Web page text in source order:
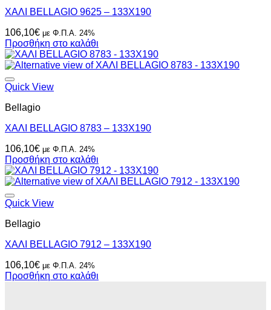
ΧΑΛΙ BELLAGIO 9625 – 133X190
106,10€ με Φ.Π.Α. 24%
Προσθήκη στο καλάθι
Quick View
Bellagio
ΧΑΛΙ BELLAGIO 8783 – 133X190
106,10€ με Φ.Π.Α. 24%
Προσθήκη στο καλάθι
Quick View
Bellagio
ΧΑΛΙ BELLAGIO 7912 – 133X190
106,10€ με Φ.Π.Α. 24%
Προσθήκη στο καλάθι